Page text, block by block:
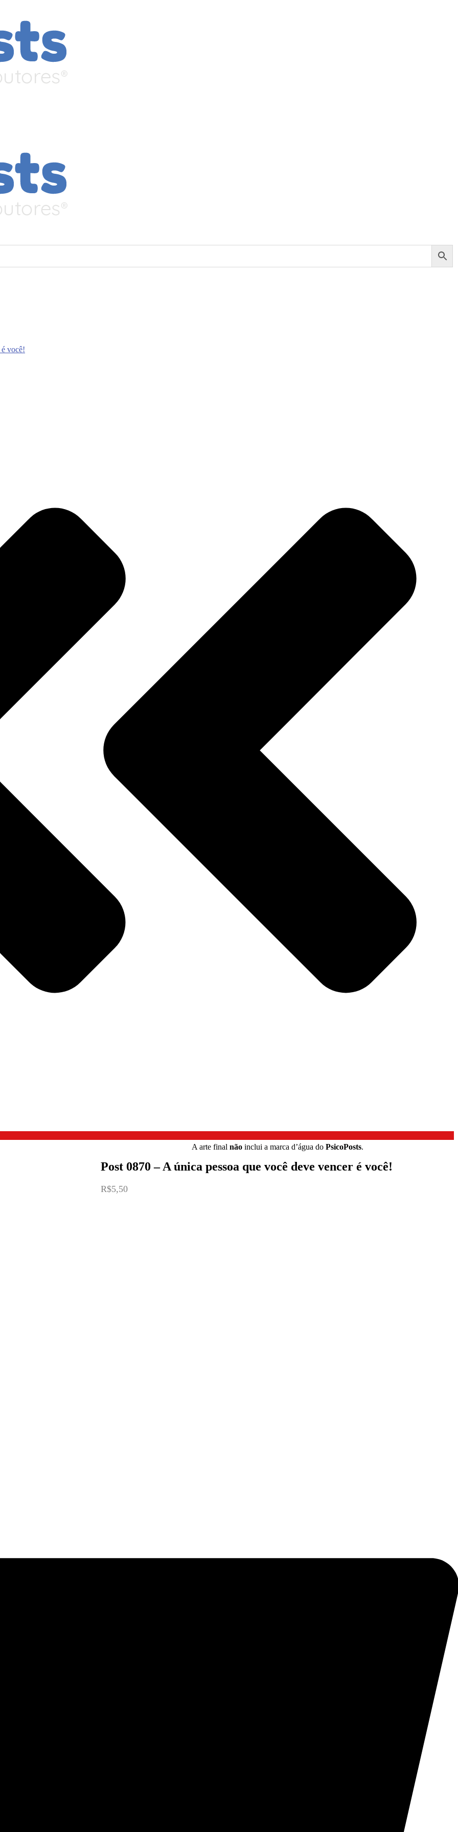
você!
A arte final não inclui a marca d’água do PsicoPosts.
Post 0870 – A única pessoa que você deve vencer é você!
R$5,50